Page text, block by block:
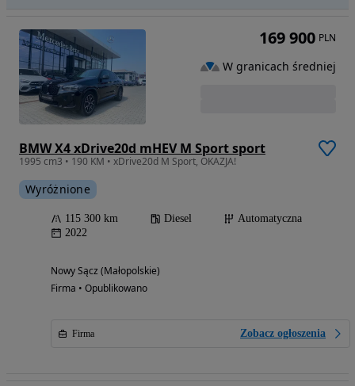
BMW X4 xDrive20d mHEV M Sport sport
1995 cm3 • 190 KM • xDrive20d M Sport, OKAZJA!
Wyróżnione
115 300 km Diesel
Automatyczna
2022
Nowy Sącz (Małopolskie)
Firma • Opublikowano
Firma Zobacz ogłoszenia
169 900 PLN
W granicach średniej